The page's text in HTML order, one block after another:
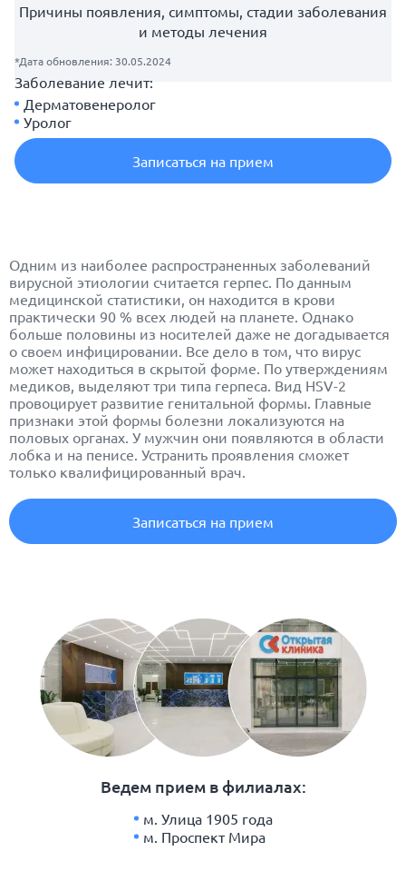
Причины появления, симптомы, стадии заболевания
и методы лечения
*Дата обновления: 30.05.2024
Заболевание лечит:
Дерматовенеролог
Уролог
Записаться на прием
Ведем прием в филиалах:
м. Улица 1905 года
м. Проспект Мира
Одним из наиболее распространенных заболеваний
вирусной этиологии считается герпес. По данным
медицинской статистики, он находится в крови
практически 90 % всех людей на планете. Однако
больше половины из носителей даже не догадывается
о своем инфицировании. Все дело в том, что вирус
может находиться в скрытой форме. По утверждениям
медиков, выделяют три типа герпеса. Вид HSV-2
провоцирует развитие генитальной формы. Главные
признаки этой формы болезни локализуются на
половых органах. У мужчин они появляются в области
лобка и на пенисе. Устранить проявления сможет
только квалифицированный врач.
Записаться на прием